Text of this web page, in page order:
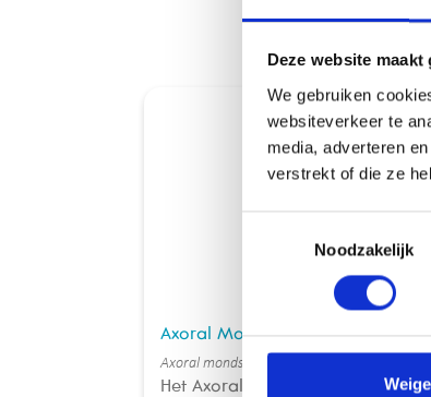
Deze website
We gebruiken
websiteverkeer te
media, adverteren
verstrekt of die ze
Noodzakelijk
Axoral Mondspoeling
Axoral mondspoeling 250ml
Het Axoral-gamma biedt de